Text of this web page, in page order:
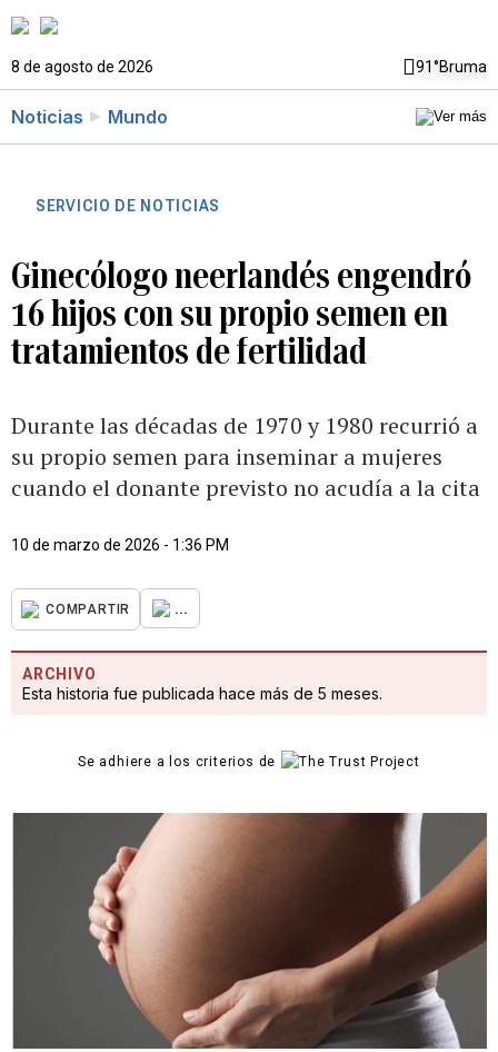
8 de agosto de 2026 91°Bruma
Noticias Mundo
SERVICIO DE NOTICIAS
Ginecólogo neerlandés engendró
16 hijos con su propio semen en
tratamientos de fertilidad
Durante las décadas de 1970 y 1980 recurrió a
su propio semen para inseminar a mujeres
cuando el donante previsto no acudía a la cita
10 de marzo de 2026 - 1:36 PM
COMPARTIR ...
ARCHIVO
Esta historia fue publicada hace más de 5 meses.
Se adhiere a los criterios de